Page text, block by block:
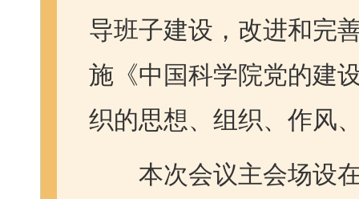
导班子建设，改进和完
施《中国科学院党的建
织的思想、组织、作风
本次会议主会场设在